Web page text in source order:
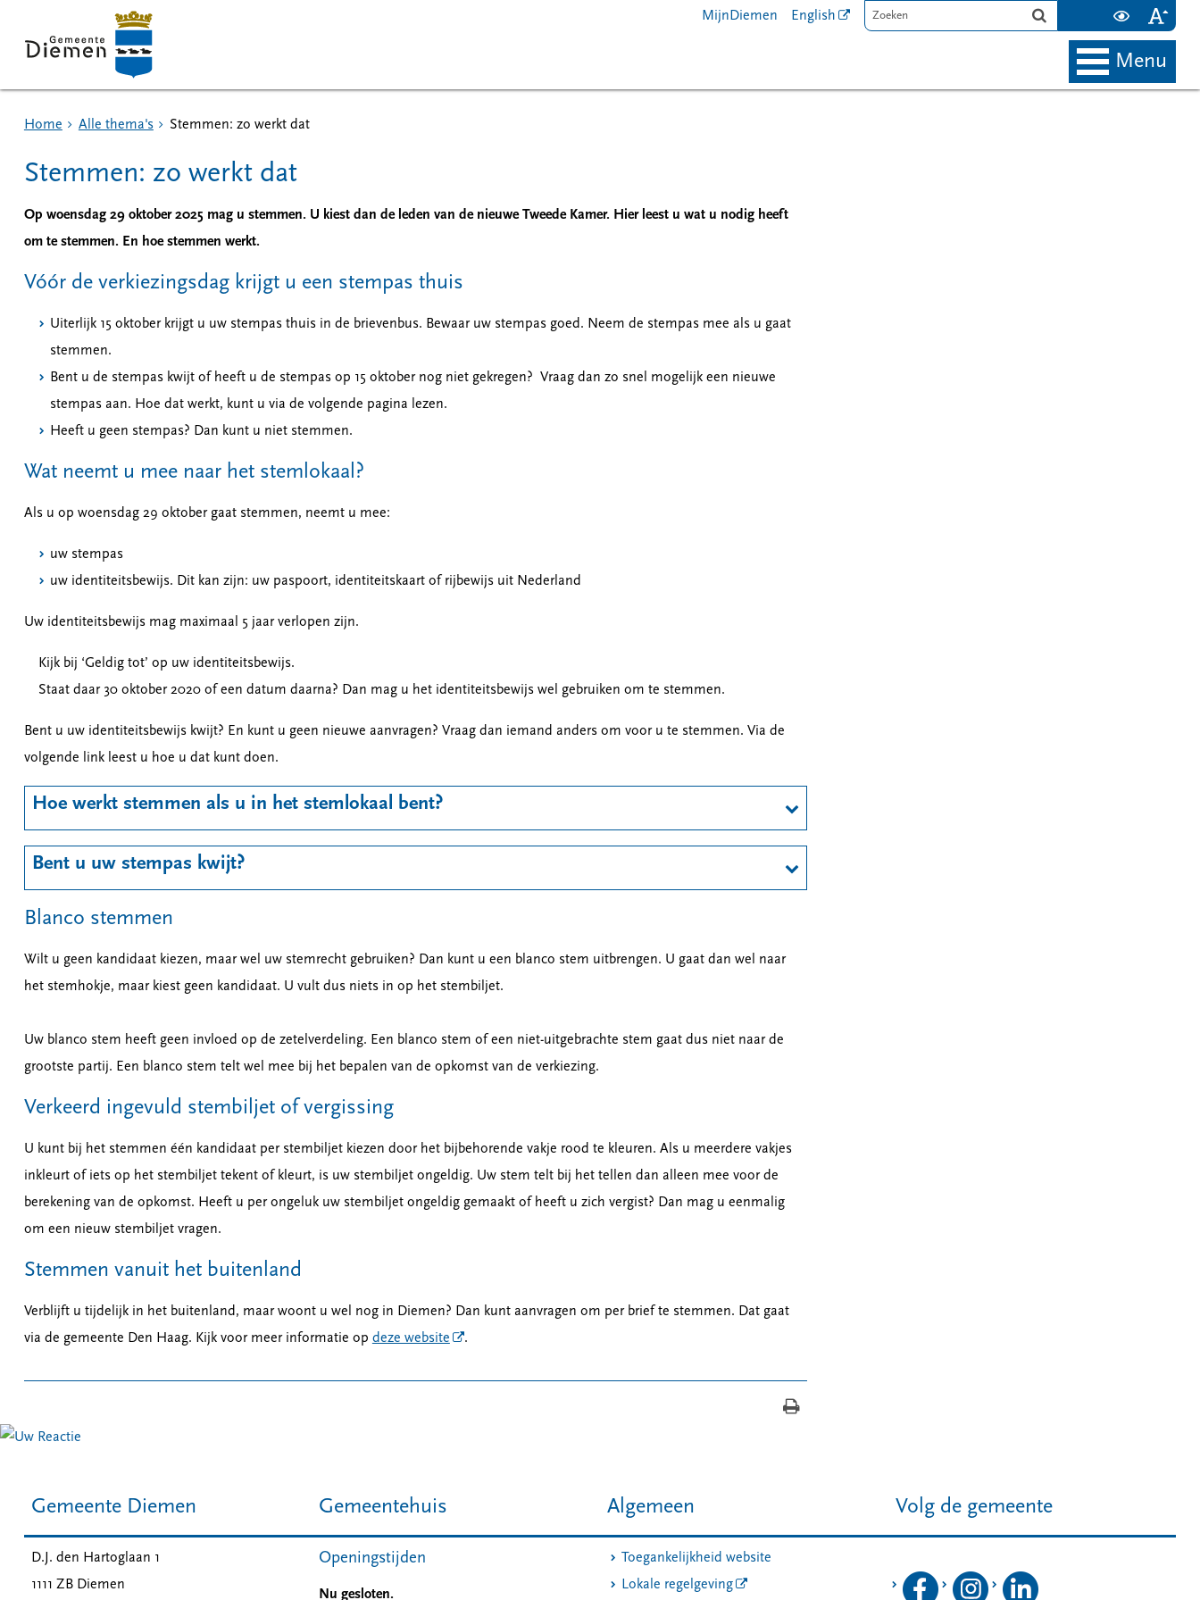
MijnDiemen English
menu
Home Alle thema's Stemmen: zo werkt dat
Stemmen: zo werkt dat
Op woensdag 29 oktober 2025 mag u stemmen. U kiest dan de leden van de nieuwe Tweede Kamer. Hier leest u wat u nodig heeft
om te stemmen. En hoe stemmen werkt.
Vóór de verkiezingsdag krijgt u een stempas thuis
Uiterlijk 15 oktober krijgt u uw stempas thuis in de brievenbus. Bewaar uw stempas goed. Neem de stempas mee als u gaat
stemmen.
Bent u de stempas kwijt of heeft u de stempas op 15 oktober nog niet gekregen? Vraag dan zo snel mogelijk een nieuwe
stempas aan. Hoe dat werkt, kunt u via de volgende pagina lezen.
Heeft u geen stempas? Dan kunt u niet stemmen.
Wat neemt u mee naar het stemlokaal?
Als u op woensdag 29 oktober gaat stemmen, neemt u mee:
uw stempas
uw identiteitsbewijs. Dit kan zijn: uw paspoort, identiteitskaart of rijbewijs uit Nederland
Uw identiteitsbewijs mag maximaal 5 jaar verlopen zijn.
Kijk bij ‘Geldig tot’ op uw identiteitsbewijs.
Staat daar 30 oktober 2020 of een datum daarna? Dan mag u het identiteitsbewijs wel gebruiken om te stemmen.
Bent u uw identiteitsbewijs kwijt? En kunt u geen nieuwe aanvragen? Vraag dan iemand anders om voor u te stemmen. Via de
volgende link leest u hoe u dat kunt doen.
Hoe werkt stemmen als u in het stemlokaal bent?
Bent u uw stempas kwijt?
Blanco stemmen
Wilt u geen kandidaat kiezen, maar wel uw stemrecht gebruiken? Dan kunt u een blanco stem uitbrengen. U gaat dan wel naar
het stemhokje, maar kiest geen kandidaat. U vult dus niets in op het stembiljet.
Uw blanco stem heeft geen invloed op de zetelverdeling. Een blanco stem of een niet-uitgebrachte stem gaat dus niet naar de
grootste partij. Een blanco stem telt wel mee bij het bepalen van de opkomst van de verkiezing.
Verkeerd ingevuld stembiljet of vergissing
U kunt bij het stemmen één kandidaat per stembiljet kiezen door het bijbehorende vakje rood te kleuren. Als u meerdere vakjes
inkleurt of iets op het stembiljet tekent of kleurt, is uw stembiljet ongeldig. Uw stem telt bij het tellen dan alleen mee voor de
berekening van de opkomst. Heeft u per ongeluk uw stembiljet ongeldig gemaakt of heeft u zich vergist? Dan mag u eenmalig
om een nieuw stembiljet vragen.
Stemmen vanuit het buitenland
Verblijft u tijdelijk in het buitenland, maar woont u wel nog in Diemen? Dan kunt aanvragen om per brief te stemmen. Dat gaat
via de gemeente Den Haag. Kijk voor meer informatie op deze website .
Gemeente Diemen
D.J. den Hartoglaan 1
1111 ZB Diemen
Gemeentehuis
Openingstijden
Nu gesloten.
Algemeen
Toegankelijkheid website
Lokale regelgeving
Volg de gemeente